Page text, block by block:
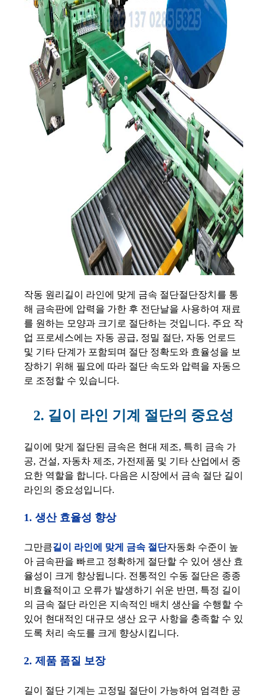
작동 원리 길이 라인에 맞게 금속 절단절단장치를 통
해 금속판에 압력을 가한 후 전단날을 사용하여 재료
를 원하는 모양과 크기로 절단하는 것입니다. 주요 작
업 프로세스에는 자동 공급, 정밀 절단, 자동 언로드
및 기타 단계가 포함되며 절단 정확도와 효율성을 보
장하기 위해 필요에 따라 절단 속도와 압력을 자동으
로 조정할 수 있습니다.
2. 길이 라인 기계 절단의 중요성
길이에 맞게 절단된 금속은 현대 제조, 특히 금속 가
공, 건설, 자동차 제조, 가전제품 및 기타 산업에서 중
요한 역할을 합니다. 다음은 시장에서 금속 절단 길이
라인의 중요성입니다.
1. 생산 효율성 향상
그만큼길이 라인에 맞게 금속 절단자동화 수준이 높
아 금속판을 빠르고 정확하게 절단할 수 있어 생산 효
율성이 크게 향상됩니다. 전통적인 수동 절단은 종종
비효율적이고 오류가 발생하기 쉬운 반면, 특정 길이
의 금속 절단 라인은 지속적인 배치 생산을 수행할 수
있어 현대적인 대규모 생산 요구 사항을 충족할 수 있
도록 처리 속도를 크게 향상시킵니다.
2. 제품 품질 보장
길이 절단 기계는 고정밀 절단이 가능하여 엄격한 공